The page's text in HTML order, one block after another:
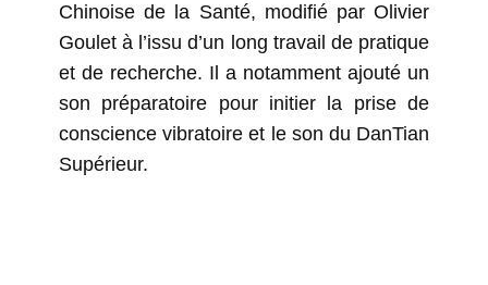
Chinoise de la Santé, modifié par Olivier
Goulet à l’issu d’un long travail de pratique
et de recherche. Il a notamment ajouté un
son préparatoire pour initier la prise de
conscience vibratoire et le son du DanTian
Supérieur.